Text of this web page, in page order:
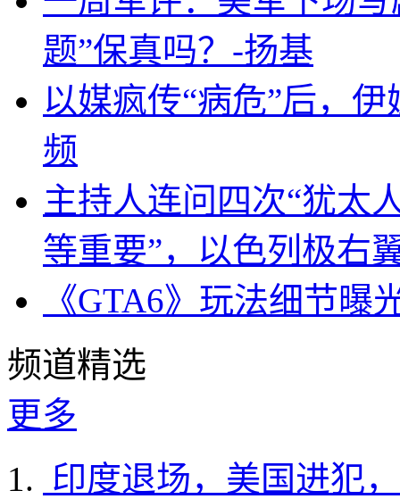
题”保真吗？-扬基
以媒疯传“病危”后，
频
主持人连问四次“犹太
等重要”，以色列极右
《GTA6》玩法细节
频道精选
更多
印度退场，美国进犯